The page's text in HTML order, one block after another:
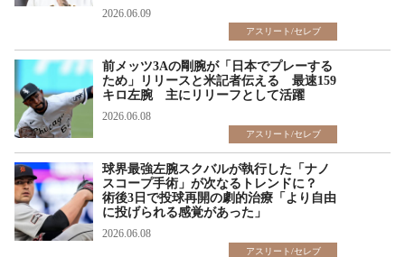
2026.06.09
アスリート/セレブ
前メッツ3Aの剛腕が「日本でプレーする
ため」リリースと米記者伝える 最速159
キロ左腕 主にリリーフとして活躍
2026.06.08
アスリート/セレブ
球界最強左腕スクバルが執行した「ナノ
スコープ手術」が次なるトレンドに？
術後3日で投球再開の劇的治療「より自由
に投げられる感覚があった」
2026.06.08
アスリート/セレブ